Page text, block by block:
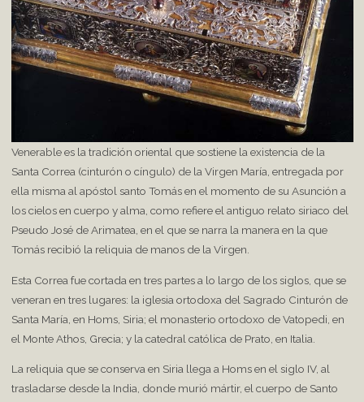
Venerable es la tradición oriental que sostiene la existencia de la
Santa Correa (cinturón o cíngulo) de la Virgen María, entregada por
ella misma al apóstol santo Tomás en el momento de su Asunción a
los cielos en cuerpo y alma, como refiere el antiguo relato siriaco del
Pseudo José de Arimatea, en el que se narra la manera en la que
Tomás recibió la reliquia de manos de la Virgen.
Esta Correa fue cortada en tres partes a lo largo de los siglos, que se
veneran en tres lugares: la iglesia ortodoxa del Sagrado Cinturón de
Santa María, en Homs, Siria; el monasterio ortodoxo de Vatopedi, en
el Monte Athos, Grecia; y la catedral católica de Prato, en Italia.
La reliquia que se conserva en Siria llega a Homs en el siglo IV, al
trasladarse desde la India, donde murió mártir, el cuerpo de Santo